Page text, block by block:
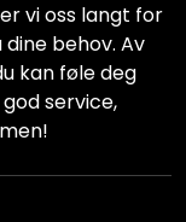
vi oss langt for
behov. Av
kan føle deg
service,